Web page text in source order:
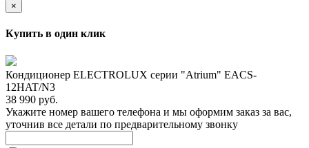
×
Купить в один клик
Кондиционер ELECTROLUX серии "Atrium" EACS-
12HAT/N3
38 990 руб.
Укажите номер вашего телефона и мы оформим заказ за вас,
уточнив все детали по предварительному звонку